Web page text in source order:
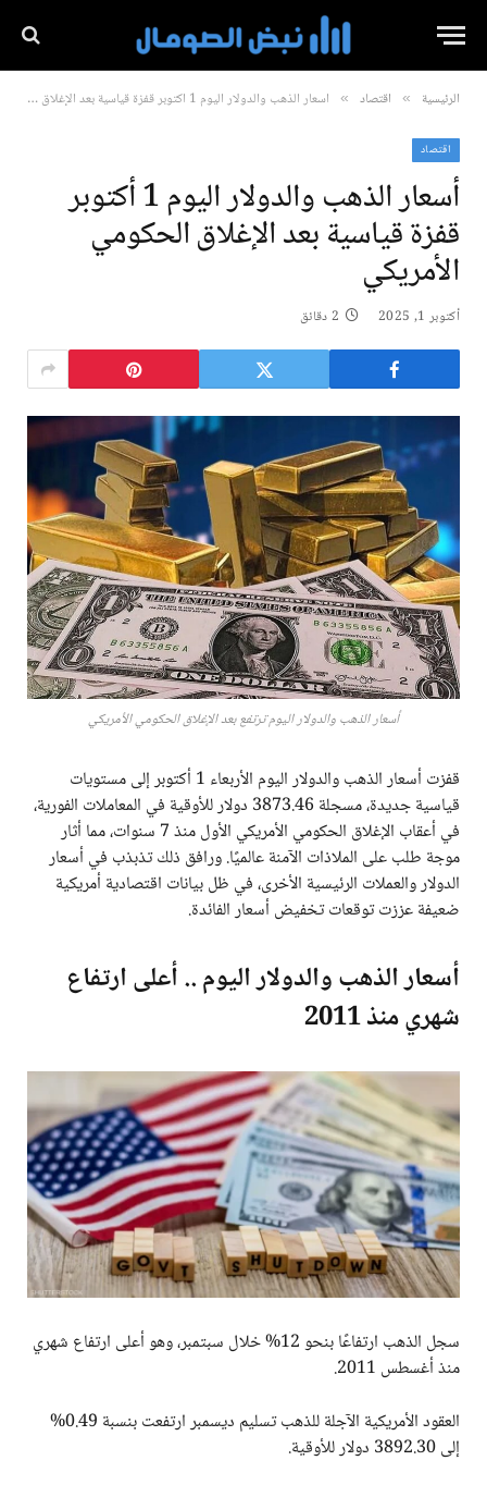
الرئيسية » اقتصاد » أسعار الذهب والدولار اليوم 1 أكتوبر قفزة قياسية بعد الإغلاق الحكومي الأمريكي
اقتصاد
أسعار الذهب والدولار اليوم 1 أكتوبر
قفزة قياسية بعد الإغلاق الحكومي
الأمريكي
أكتوبر 1, 2025 2 دقائق
أسعار الذهب والدولار اليوم ترتفع بعد الإغلاق الحكومي الأمريكي
قفزت أسعار الذهب والدولار اليوم الأربعاء 1 أكتوبر إلى مستويات
قياسية جديدة، مسجلة 3873.46 دولار للأوقية في المعاملات الفورية،
في أعقاب الإغلاق الحكومي الأمريكي الأول منذ 7 سنوات، مما أثار
موجة طلب على الملاذات الآمنة عالميًا. ورافق ذلك تذبذب في أسعار
الدولار والعملات الرئيسية الأخرى، في ظل بيانات اقتصادية أمريكية
ضعيفة عززت توقعات تخفيض أسعار الفائدة.
أسعار الذهب والدولار اليوم .. أعلى ارتفاع
شهري منذ 2011
سجل الذهب ارتفاعًا بنحو 12% خلال سبتمبر، وهو أعلى ارتفاع شهري
منذ أغسطس 2011.
العقود الأمريكية الآجلة للذهب تسليم ديسمبر ارتفعت بنسبة 0.49%
إلى 3892.30 دولار للأوقية.